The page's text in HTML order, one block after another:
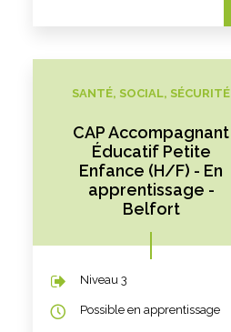
SANTÉ, SOCIAL, SÉCURITÉ
CAP Accompagnant
Éducatif Petite
Enfance (H/F) - En
apprentissage -
Belfort
Niveau 3
Possible en apprentissage